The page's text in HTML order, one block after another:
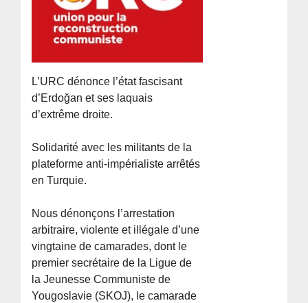
L’URC dénonce l’état fascisant
d’Erdoğan et ses laquais
d’extrême droite.
Solidarité avec les militants de la
plateforme anti-impérialiste arrêtés
en Turquie.
Nous dénonçons l’arrestation
arbitraire, violente et illégale d’une
vingtaine de camarades, dont le
premier secrétaire de la Ligue de
la Jeunesse Communiste de
Yougoslavie (SKOJ), le camarade